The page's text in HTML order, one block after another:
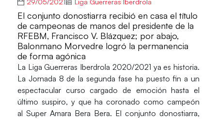
29/05/2021 Liga Guerreras Iberdrola
El conjunto donostiarra recibió en casa el título
de campeonas de manos del presidente de la
RFEBM, Francisco V. Blázquez; por abajo,
Balonmano Morvedre logró la permanencia
de forma agónica
La Liga Guerreras Iberdrola 2020/2021 ya es historia.
La Jornada 8de la segunda fase ha puesto fin a un
espectacular curso cargado de emoción hasta el
último suspiro, y que ha coronado como campeón
al Super Amara Bera Bera. El conjunto donostiarra,